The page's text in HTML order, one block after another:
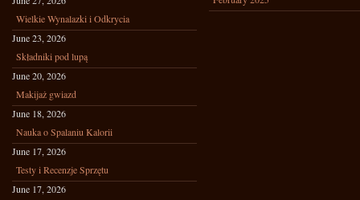
Wielkie Wynalazki i Odkrycia
June 23, 2026
Składniki pod lupą
June 20, 2026
Makijaż gwiazd
June 18, 2026
Nauka o Spalaniu Kalorii
June 17, 2026
Testy i Recenzje Sprzętu
June 17, 2026